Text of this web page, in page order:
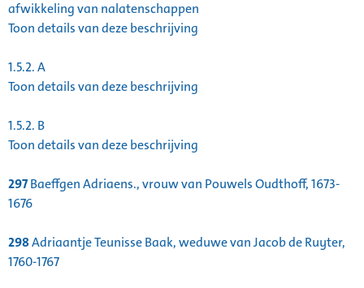
afwikkeling van nalatenschappen
Toon details van deze beschrijving
1.5.2.A
Toon details van deze beschrijving
1.5.2. B
Toon details van deze beschrijving
297Baeffgen Adriaens., vrouw van Pouwels Oudthoff, 1673-
1676
298Adriaantje Teunisse Baak, weduwe van Jacob de Ruyter,
1760-1767